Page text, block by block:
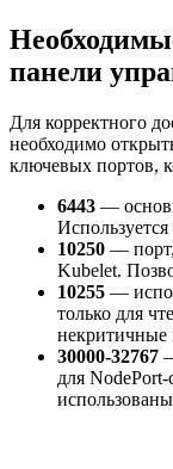
панели
Для корректного
необходимо
ключевых портов,
6443 —
10250 — порт,
Kubelet.
10255 —
только для
некритичные
30000-32767
для